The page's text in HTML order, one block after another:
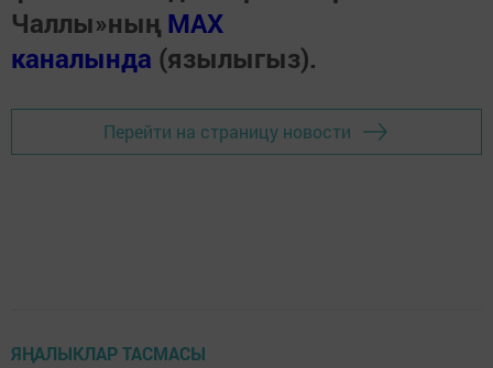
Чаллы»ның MAX
каналында (язылыгыз).
Перейти на страницу новости
ЯҢАЛЫКЛАР ТАСМАСЫ